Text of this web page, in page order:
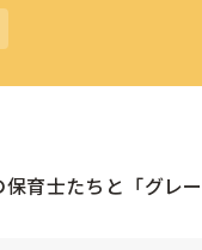
保育士たちと「グレー